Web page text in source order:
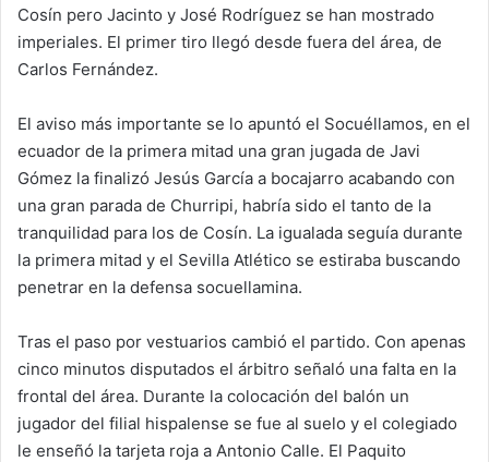
Cosín pero Jacinto y José Rodríguez se han mostrado
imperiales. El primer tiro llegó desde fuera del área, de
Carlos Fernández.
El aviso más importante se lo apuntó el Socuéllamos, en el
ecuador de la primera mitad una gran jugada de Javi
Gómez la finalizó Jesús García a bocajarro acabando con
una gran parada de Churripi, habría sido el tanto de la
tranquilidad para los de Cosín. La igualada seguía durante
la primera mitad y el Sevilla Atlético se estiraba buscando
penetrar en la defensa socuellamina.
Tras el paso por vestuarios cambió el partido. Con apenas
cinco minutos disputados el árbitro señaló una falta en la
frontal del área. Durante la colocación del balón un
jugador del filial hispalense se fue al suelo y el colegiado
le enseñó la tarjeta roja a Antonio Calle. El Paquito